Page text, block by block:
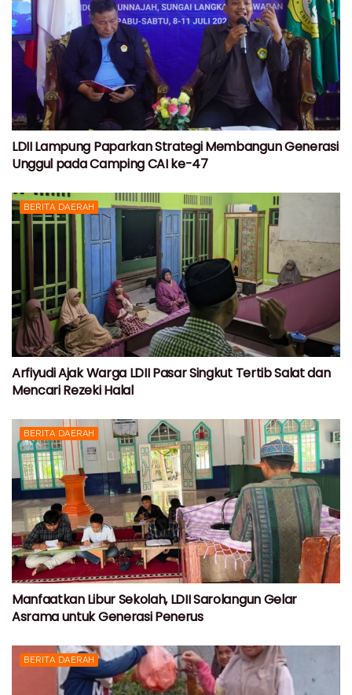
LDII Lampung Paparkan Strategi Membangun Generasi
Unggul pada Camping CAI ke-47
BERITA DAERAH
Arfiyudi Ajak Warga LDII Pasar Singkut Tertib Salat dan
Mencari Rezeki Halal
BERITA DAERAH
Manfaatkan Libur Sekolah, LDII Sarolangun Gelar
Asrama untuk Generasi Penerus
BERITA DAERAH